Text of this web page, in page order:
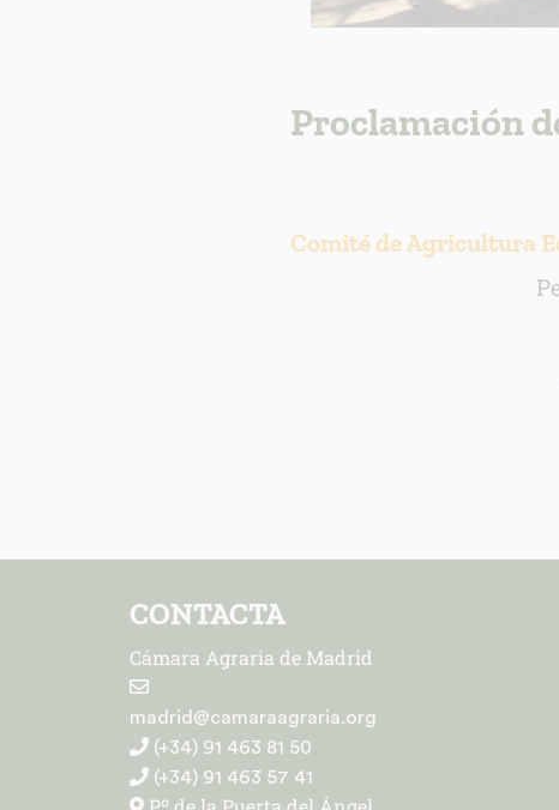
Proclamación
Comité de Agricultura
CONTACTA
Cámara Agraria de Madrid
madrid@camaraagraria.org
(+34) 91 463 81 50
(+34) 91 463 57 41